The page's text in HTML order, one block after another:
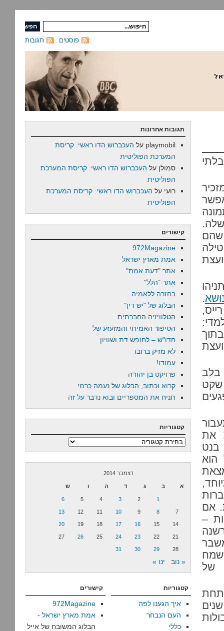
תגובות פוסטים
שהם
.
תאולץ לסגת בחזרה לקווי 1967 בתוך
בלב
שקט
לפנות את
בנט
אם
–
של
תגובות אחרונות
playmobil על העכברוש הדו ראשי: קריסת
המערכת הפוליטית
סמולן על העכברוש הדו ראשי: קריסת המערכת
הפוליטית
רועי על העכברוש הדו ראשי: קריסת המערכת
הפוליטית
קישורים
972Magazine
אמת מארץ ישראל
אתר "דעת אמת"
אתר "הלל"
בחזרה ללאמיה
הבלוג של "יש דין"
הטלוויזיה החברתית
הסיפור האמיתי והמזעזע של
חדו"ש – לחופש דת ושוויון
לא מזיק ברובו
עמודו!
פרויקט בן יהודה
קרוא וכתוב, הבלוג של נעמה כרמי
תניח את המספריים ובוא נדבר על זה
קטגוריות
קטגוריות
דצמבר 2014
א ב ג ד ה ו ש
1
2
3
4
5
6
7
8
9
10
11
12
13
14
15
16
17
18
19
20
21
22
23
24
25
26
27
28
29
30
31
« נוב ינו »
קטגוריות
איך הגענו לפה
העם הנבחר
כללי
קישורים
972Magazine
אמת מארץ ישראל -
הבלוג המשובח של אייל